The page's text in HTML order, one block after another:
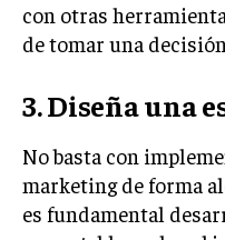
GESTIÓN DEL
CULTURA Y
con otras
de tomar una
3. Diseña una
No basta con
marketing de forma
es fundamental